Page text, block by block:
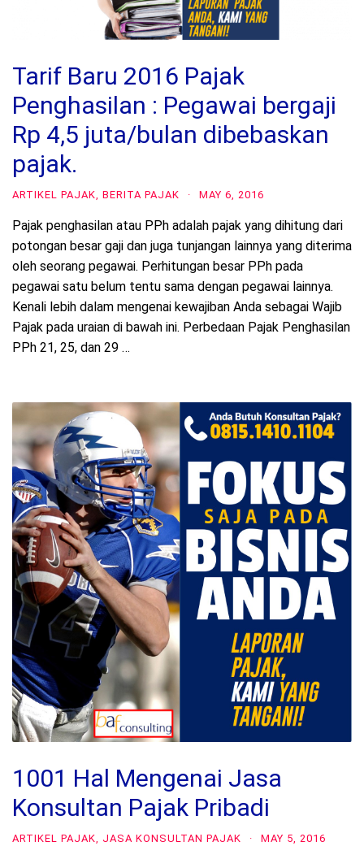
Tarif Baru 2016 Pajak
Penghasilan : Pegawai bergaji
Rp 4,5 juta/bulan dibebaskan
pajak.
ARTIKEL PAJAK, BERITA PAJAK · MAY 6, 2016
Pajak penghasilan atau PPh adalah pajak yang dihitung dari
potongan besar gaji dan juga tunjangan lainnya yang diterima
oleh seorang pegawai. Perhitungan besar PPh pada
pegawai satu belum tentu sama dengan pegawai lainnya.
Kenali lebih dalam mengenai kewajiban Anda sebagai Wajib
Pajak pada uraian di bawah ini. Perbedaan Pajak Penghasilan
PPh 21, 25, dan 29 …
1001 Hal Mengenai Jasa
Konsultan Pajak Pribadi
ARTIKEL PAJAK, JASA KONSULTAN PAJAK · MAY 5, 2016